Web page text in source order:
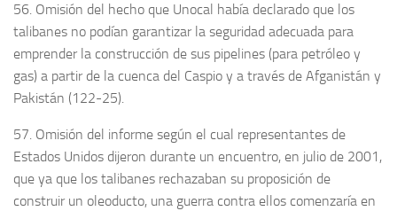
56. Omisión del hecho que Unocal había declarado que los
talibanes no podían garantizar la seguridad adecuada para
emprender la construcción de sus pipelines (para petróleo y
gas) a partir de la cuenca del Caspio y a través de Afganistán y
Pakistán (122-25).
57. Omisión del informe según el cual representantes de
Estados Unidos dijeron durante un encuentro, en julio de 2001,
que ya que los talibanes rechazaban su proposición de
construir un oleoducto, una guerra contra ellos comenzaría en